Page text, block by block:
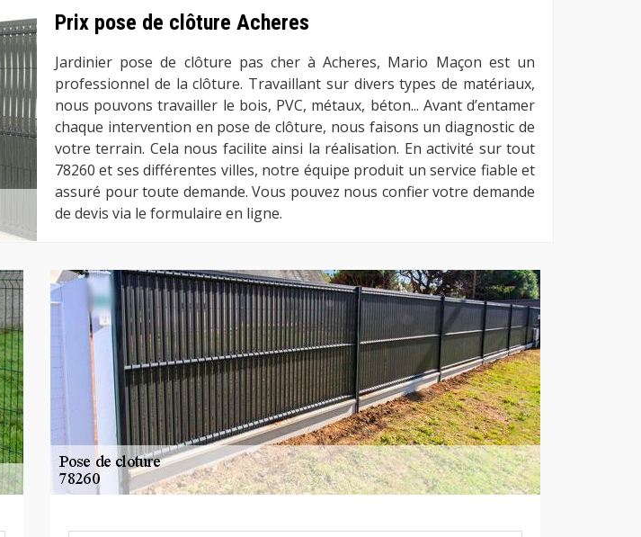
Prix pose de clôture Acheres
Jardinier pose de clôture pas cher à Acheres, Mario Maçon est un
professionnel de la clôture. Travaillant sur divers types de matériaux,
nous pouvons travailler le bois, PVC, métaux, béton... Avant d’entamer
chaque intervention en pose de clôture, nous faisons un diagnostic de
votre terrain. Cela nous facilite ainsi la réalisation. En activité sur tout
78260 et ses différentes villes, notre équipe produit un service fiable et
assuré pour toute demande. Vous pouvez nous confier votre demande
de devis via le formulaire en ligne.